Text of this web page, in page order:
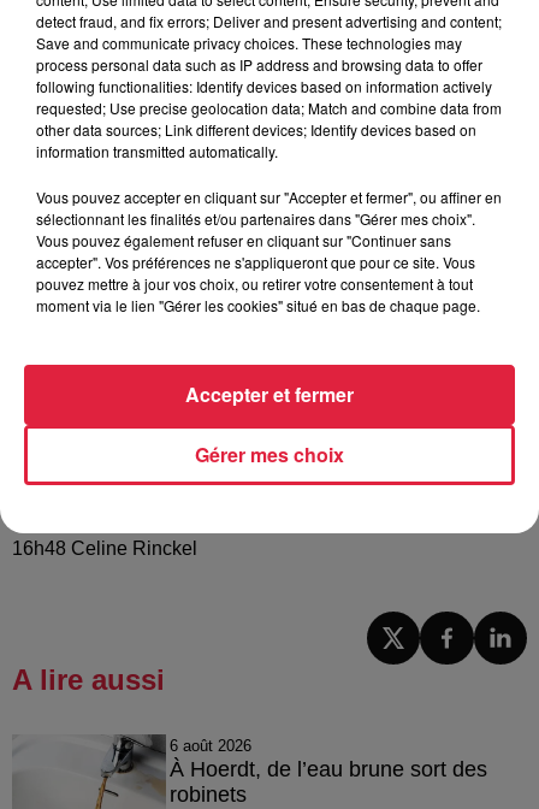
J’essaye de reproduire au mieux ce que fait la nature.On
va recopier la nature.
On va donner des solutions aux
gens pour qu’ils puissent le reproduire chez eux (…) même
sans accès à un jardin.
................................................................................
lancera dans quelques jours une campagne de financement
participatif sur Ulule (dès le lundi 18 septembre). Vous
pourrez acquérir le Compostino avec une remise pendant un
mois.
A lire également :
Hoerdt : deux frères reconstruisent une maison alsacienne
16h48 Celine Rinckel
A lire aussi
6 août 2026
À Hoerdt, de l’eau brune sort des
robinets
detect fraud, and fix errors; Deliver and present advertising and content;
Save and communicate privacy choices. These technologies may
process personal data such as IP address and browsing data to offer
following functionalities: Identify devices based on information actively
requested; Use precise geolocation data; Match and combine data from
other data sources; Link different devices; Identify devices based on
information transmitted automatically.
Vous pouvez accepter en cliquant sur "Accepter et fermer", ou affiner en
sélectionnant les finalités et/ou partenaires dans "Gérer mes choix".
Vous pouvez également refuser en cliquant sur "Continuer sans
accepter". Vos préférences ne s'appliqueront que pour ce site. Vous
pouvez mettre à jour vos choix, ou retirer votre consentement à tout
moment via le lien "Gérer les cookies" situé en bas de chaque page.
Gérer mes choix
Accepter et fermer